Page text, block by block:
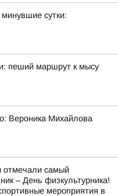
сутки:
пеший маршрут к мысу
Вероника Михайлова
отмечали самый
– День физкультурника!
мероприятия в